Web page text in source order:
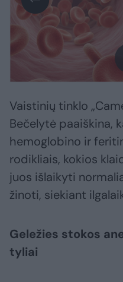
Vaistinių tinklo
Bečelytė paaiškina,
hemoglobino ir
rodikliais, kokios
juos išlaikyti
žinoti, siekiant
Geležies stokos
tyliai